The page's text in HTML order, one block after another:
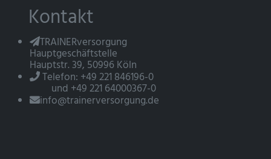
Kontakt
TRAINERversorgung
Hauptgeschäftstelle
Hauptstr. 39, 50996 Köln
Telefon: +49 221 846196-0
und +49 221 64000367-0
info@trainerversorgung.de